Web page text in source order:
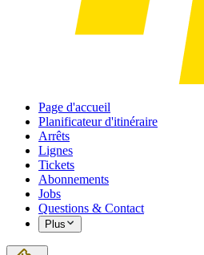
Page d'accueil
Planificateur d'itinéraire
Arrêts
Lignes
Tickets
Abonnements
Jobs
Questions & Contact
Plus